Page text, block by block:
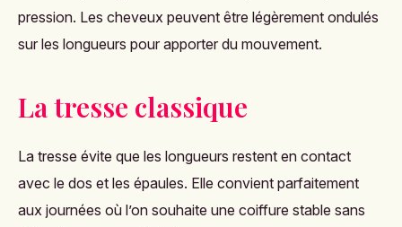
pression. Les cheveux peuvent être légèrement ondulés
sur les longueurs pour apporter du mouvement.
La tresse classique
La tresse évite que les longueurs restent en contact
avec le dos et les épaules. Elle convient parfaitement
aux journées où l’on souhaite une coiffure stable sans